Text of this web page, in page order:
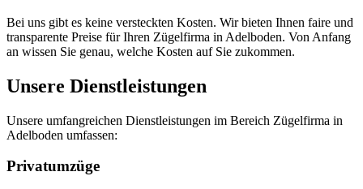
Bei uns gibt es keine versteckten Kosten. Wir bieten Ihnen faire und
transparente Preise für Ihren Zügelfirma in Adelboden. Von Anfang
an wissen Sie genau, welche Kosten auf Sie zukommen.
Unsere Dienstleistungen
Unsere umfangreichen Dienstleistungen im Bereich Zügelfirma in
Adelboden umfassen:
Privatumzüge